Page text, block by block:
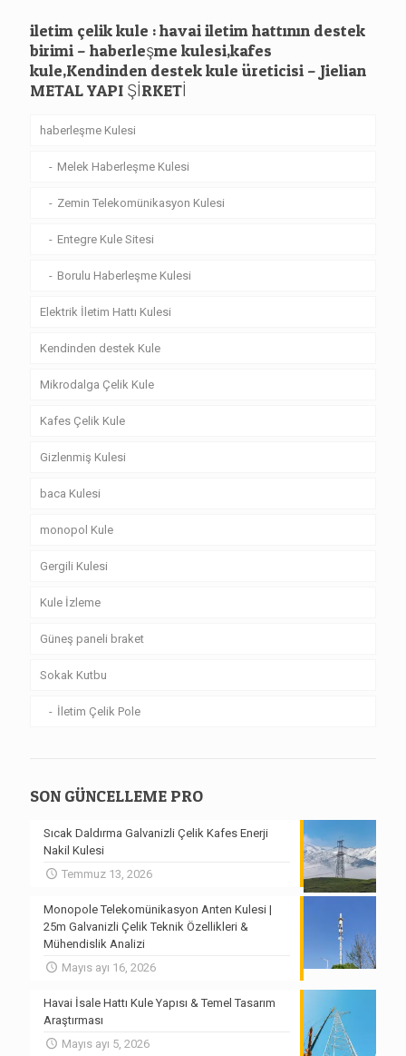
iletim çelik kule : havai iletim hattının destek
birimi – haberleşme kulesi,kafes
kule,Kendinden destek kule üreticisi – Jielian
METAL YAPI ŞİRKETİ
haberleşme Kulesi
Melek Haberleşme Kulesi
Zemin Telekomünikasyon Kulesi
Entegre Kule Sitesi
Borulu Haberleşme Kulesi
Elektrik İletim Hattı Kulesi
Kendinden destek Kule
Mikrodalga Çelik Kule
Kafes Çelik Kule
Gizlenmiş Kulesi
baca Kulesi
monopol Kule
Gergili Kulesi
Kule İzleme
Güneş paneli braket
Sokak Kutbu
İletim Çelik Pole
SON GÜNCELLEME PRO
Sıcak Daldırma Galvanizli Çelik Kafes Enerji
Nakil Kulesi
Temmuz 13, 2026
Monopole Telekomünikasyon Anten Kulesi |
25m Galvanizli Çelik Teknik Özellikleri &
Mühendislik Analizi
Mayıs ayı 16, 2026
Havai İsale Hattı Kule Yapısı & Temel Tasarım
Araştırması
Mayıs ayı 5, 2026